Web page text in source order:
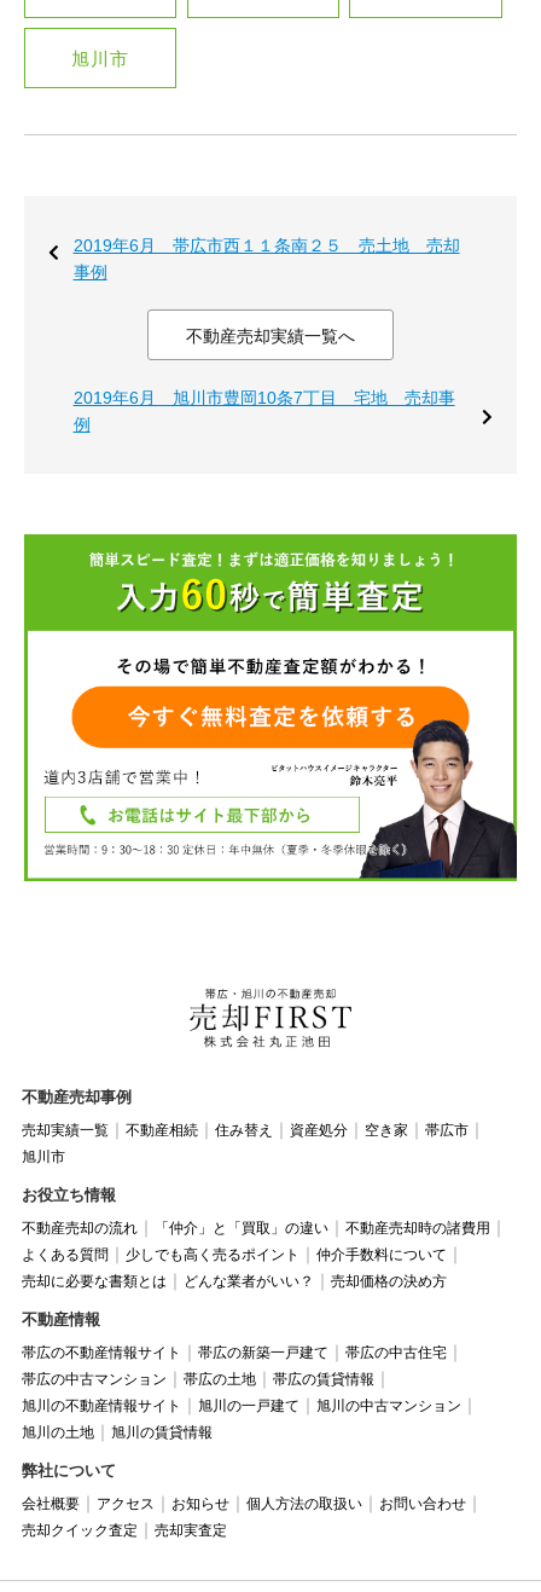
旭川市
2019年6月 帯広市西１１条南２５ 売土地 売却
事例
不動産売却実績一覧へ
2019年6月 旭川市豊岡10条7丁目＿宅地 売却事
例
不動産売却事例
売却実績一覧 不動産相続 住み替え 資産処分 空き家
帯広市
旭川市
お役立ち情報
不動産売却の流れ 「仲介」と「買取」の違い
不動産売却時の諸費用
よくある質問
少しでも高く売るポイント
仲介手数料について
売却に必要な書類とは
どんな業者がいい？ 売却価格の決め方
不動産情報
帯広の不動産情報サイト 帯広の新築一戸建て
帯広の中古住宅
帯広の中古マンション
帯広の土地
帯広の賃貸情報
旭川の不動産情報サイト
旭川の一戸建て
旭川の中古マンション
旭川の土地
旭川の賃貸情報
弊社について
会社概要 アクセス お知らせ 個人方法の取扱い
お問い合わせ
売却クイック査定
売却実査定